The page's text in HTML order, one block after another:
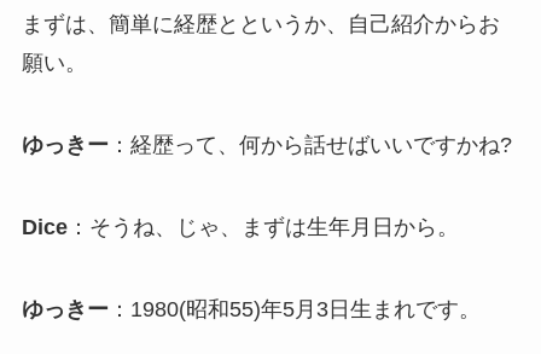
まずは、簡単に経歴とというか、自己紹介からお
願い。
ゆっきー ：経歴って、何から話せばいいですかね?
Dice：そうね、じゃ、まずは生年月日から。
ゆっきー ：1980(昭和55)年5月3日生まれです。